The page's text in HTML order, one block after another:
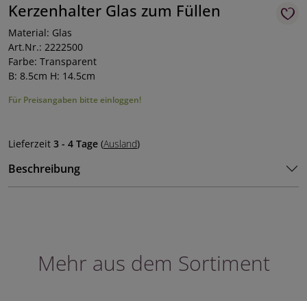
Kerzenhalter Glas zum Füllen
Material: Glas
Art.Nr.: 2222500
Farbe: Transparent
B: 8.5cm H: 14.5cm
Für Preisangaben bitte einloggen!
Lieferzeit 3 - 4 Tage (Ausland)
Beschreibung
Mehr aus dem Sortiment